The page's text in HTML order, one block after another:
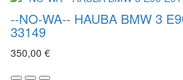
--NO-WA-- HAUBA BMW 3
33149
350,00 €